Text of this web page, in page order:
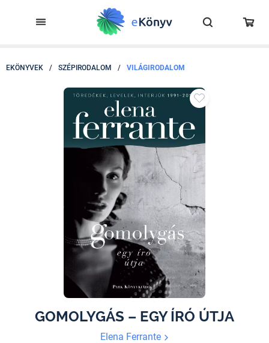
EKÖNYVEK / SZÉPIRODALOM / VILÁGIRODALOM
GOMOLYGÁS – EGY ÍRÓ ÚTJA
Elena Ferrante